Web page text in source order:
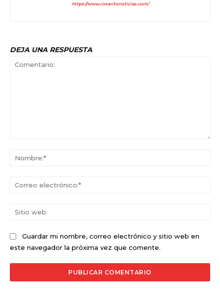
https://www.rosaritonoticias.com/
DEJA UNA RESPUESTA
Guardar mi nombre, correo electrónico y sitio web en
este navegador la próxima vez que comente.